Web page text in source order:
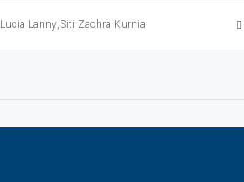
Lucia Lanny,Siti Zachra Kurniasari